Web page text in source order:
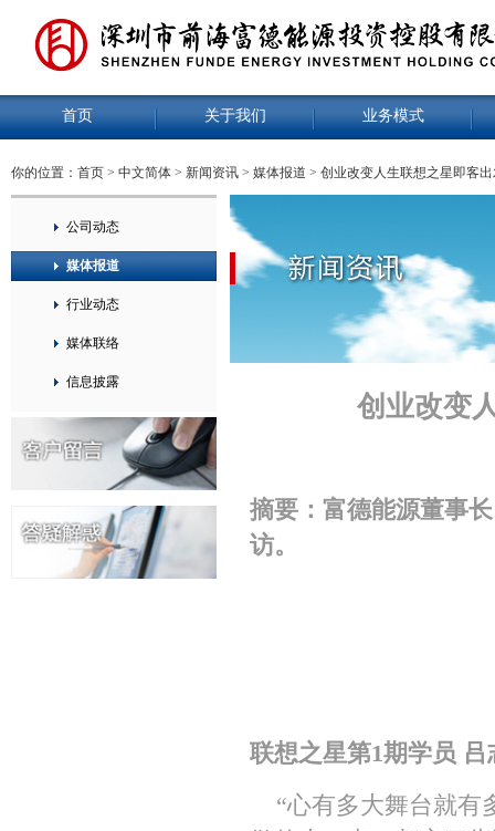
首页 关于我们 业务模式
你的位置： 首页 > 中文简体 > 新闻资讯 > 媒体报道 > 创业改变人生联想之星即客
公司动态
媒体报道
行业动态
媒体联络
信息披露
创业改变
摘要：富德能源董事
访。
联想之星第1期学员 吕
“心有多大舞台就有